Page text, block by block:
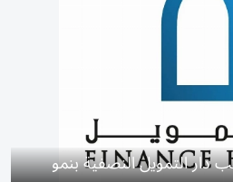
دار التمويل النصفية بنمو